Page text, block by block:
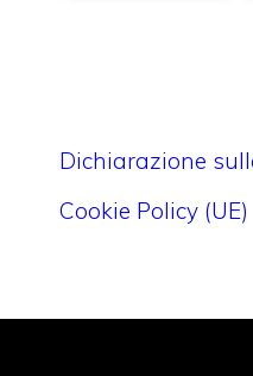
Dichiarazione
Cookie Policy (UE)